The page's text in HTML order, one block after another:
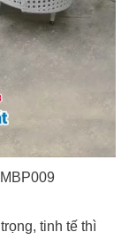
tinh tế thì